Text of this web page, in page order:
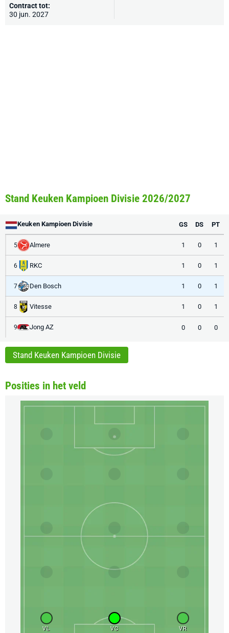
Contract tot:
30 jun. 2027
Stand Keuken Kampioen Divisie 2026/2027
Keuken Kampioen Divisie GS DS PT
5 Almere 1 0 1
6 RKC 1 0 1
7 Den Bosch 1 0 1
8 Vitesse 1 0 1
9 Jong AZ 0 0 0
Stand Keuken Kampioen Divisie
Posities in het veld
VL VC VR